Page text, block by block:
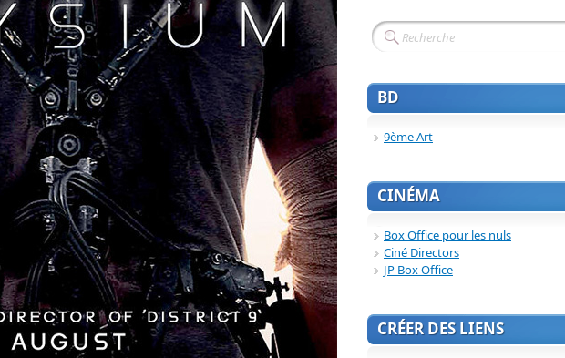
BD
9ème Art
CINÉMA
Box Office pour les nuls
Ciné Directors
JP Box Office
CRÉER DES LIENS